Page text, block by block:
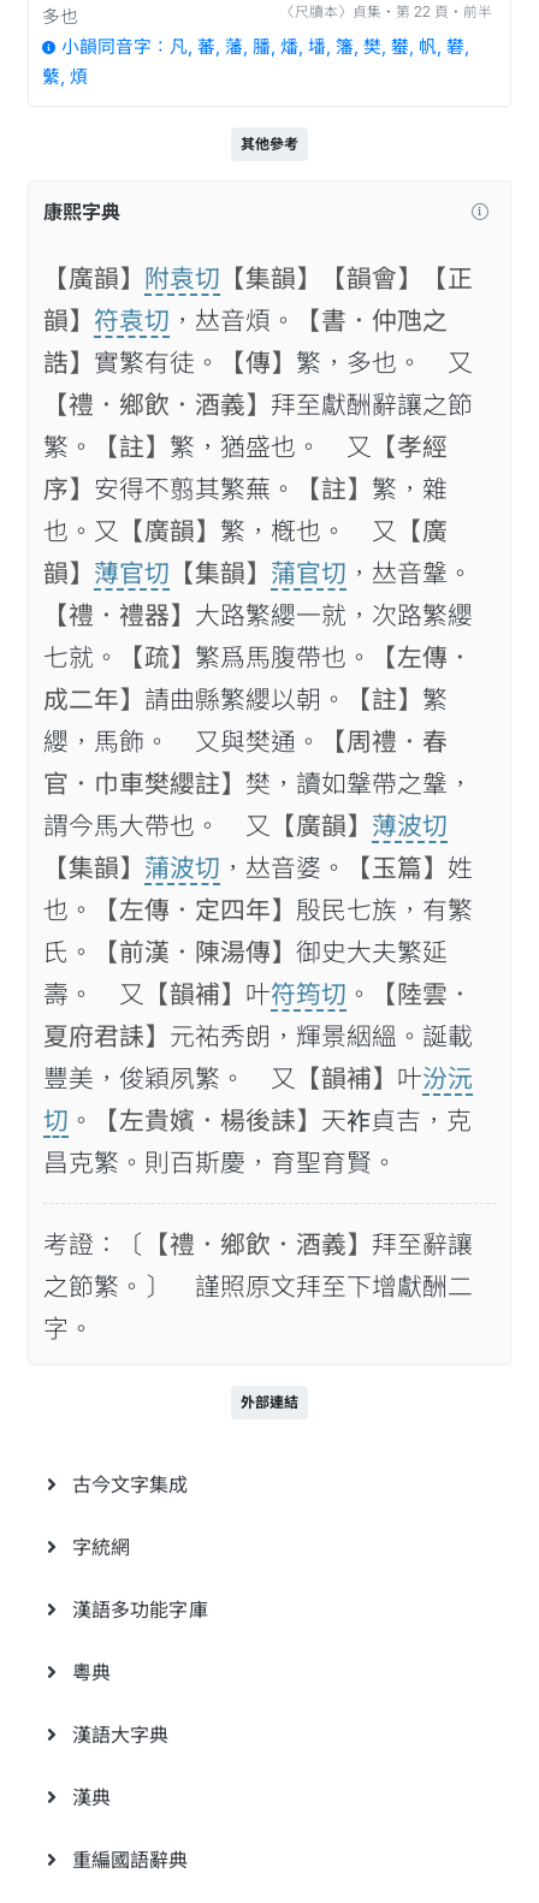
〈尺牘本〉貞集‧第 22 頁‧前半
多也
小韻同音字：凡, 蕃, 藩, 膰, 燔, 墦, 籓, 樊, 蠜, 帆, 礬,
蘩, 煩
其他參考
康熙字典
【廣韻】 附袁切 【集韻】 【韻會】
【正
韻】 符袁切 ，𠀤音煩。
【書．仲虺之
誥】 實繁有徒。 【傳】 繁，多也。 又
【禮．鄉飲．酒義】 拜至獻酬辭讓之節
繁。
【註】 繁，猶盛也。 又
【孝經
序】 安得不翦其繁蕪。 【註】 繁，雜
也。又
【廣韻】 繁，槪也。 又
【廣
韻】 薄官切 【集韻】 蒲官切 ，𠀤音鞶。
【禮．禮器】 大路繁纓一就，次路繁纓
七就。
【疏】 繁爲馬腹帶也。
【左傳．
成二年】 請曲縣繁纓以朝。 【註】 繁
纓，馬飾。 又與樊通。
【周禮．春
官．巾車樊纓註】 樊，讀如鞶帶之鞶，
謂今馬大帶也。 又
【廣韻】 薄波切
【集韻】 蒲波切 ，𠀤音婆。 【玉篇】 姓
也。
【左傳．定四年】 殷民七族，有繁
氏。
【前漢．陳湯傳】 御史大夫繁延
壽。 又
【韻補】 叶符筠切 。
【陸雲．
夏府君誄】 元𧙗秀朗，輝景絪縕。誕載
豐美，俊穎夙繁。 又
【韻補】 叶汾沅
切 。 【左貴嬪．楊後誄】 天𧙓貞吉，克
昌克繁。則百斯慶，育聖育賢。
考證：〔 【禮．鄉飲．酒義】 拜至辭讓
之節繁。〕 謹照原文拜至下增獻酬二
字。
外部連結
古今文字集成
字統網
漢語多功能字庫
粵典
漢語大字典
漢典
重編國語辭典